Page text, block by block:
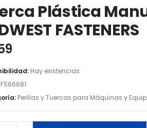
Plástica
FASTENERS
Hay existencias
Perillas y Tuercas para Máquinas y